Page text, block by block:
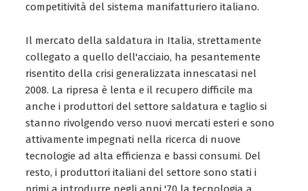
competitività del sistema manifatturiero italiano.
Il mercato della saldatura in Italia, strettamente
collegato a quello dell'acciaio, ha pesantemente
risentito della crisi generalizzata innescatasi nel
2008. La ripresa è lenta e il recupero difficile ma
anche i produttori del settore saldatura e taglio si
stanno rivolgendo verso nuovi mercati esteri e sono
attivamente impegnati nella ricerca di nuove
tecnologie ad alta efficienza e bassi consumi. Del
resto, i produttori italiani del settore sono stati i